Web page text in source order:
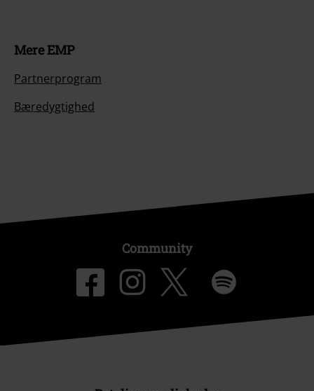
Mere EMP
Partnerprogram
Bæredygtighed
Community